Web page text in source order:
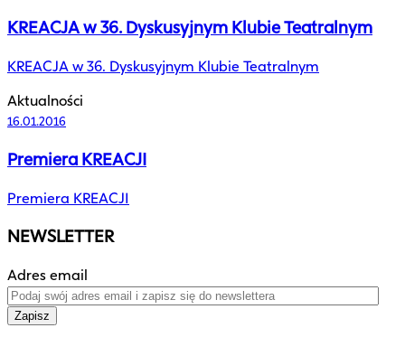
KREACJA w 36. Dyskusyjnym Klubie Teatralnym
KREACJA w 36. Dyskusyjnym Klubie Teatralnym
Aktualności
16.01.2016
Premiera KREACJI
Premiera KREACJI
NEWSLETTER
Adres email
Zapisz